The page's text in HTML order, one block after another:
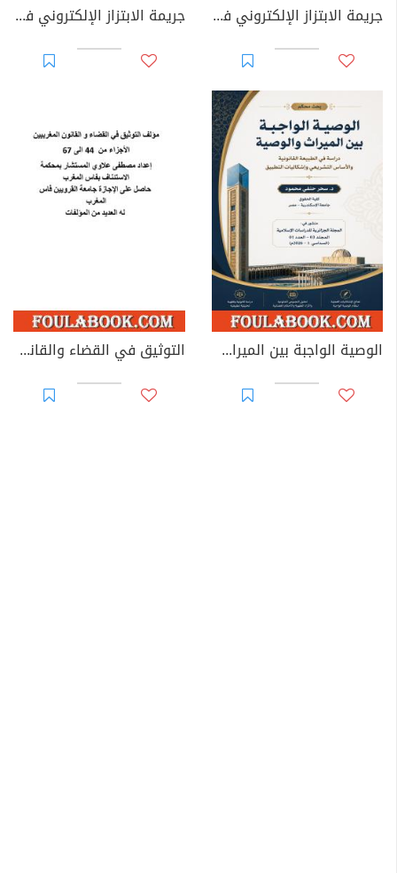
جريمة الابتزاز الإلكتروني في القوانين العربية جريمة الابتزاز الإلكتروني في القانون الجزائري
الوصية الواجبة بين الميراث والوصية: دراسة في الطبيعة القانونية والأساس التشريعي وإشكاليات التطبيق التوثيق في القضاء والقانون المغربيين - الأجزاء من 44 إلى 67